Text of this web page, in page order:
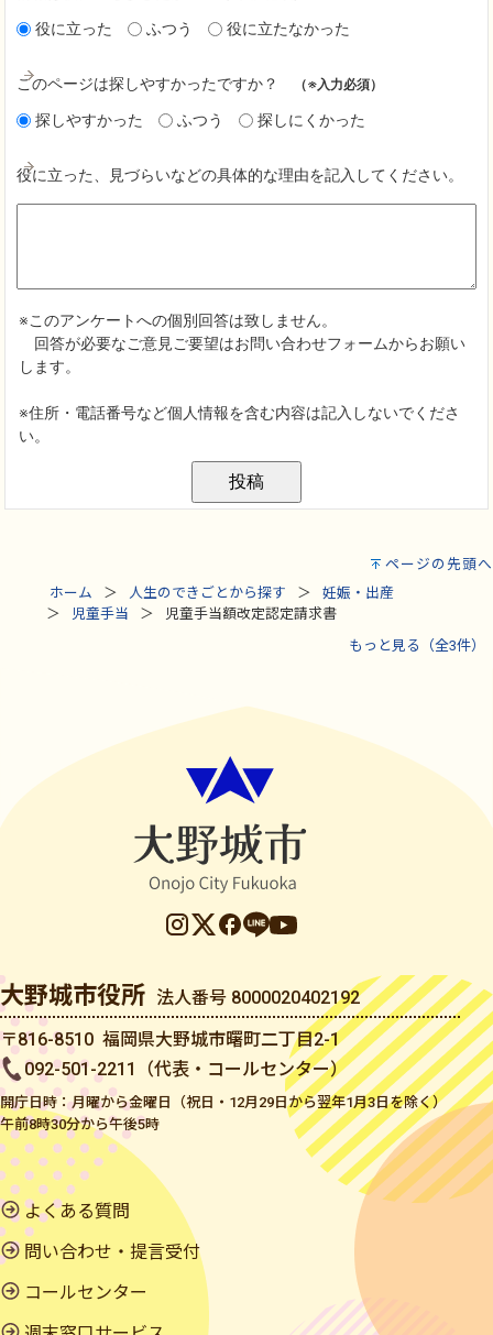
ページの先頭へ
ホーム
人生のできごとから探す
妊娠・出産
児童手当
児童手当額改定認定請求書
もっと見る（全3件）
大野城市役所 法人番号 8000020402192
〒816-8510 福岡県大野城市曙町二丁目2-1
092-501-2211（代表・コールセンター）
開庁日時：月曜から金曜日（祝日・12月29日から翌年1月3日を除く）
午前8時30分から午後5時
よくある質問
問い合わせ・提言受付
コールセンター